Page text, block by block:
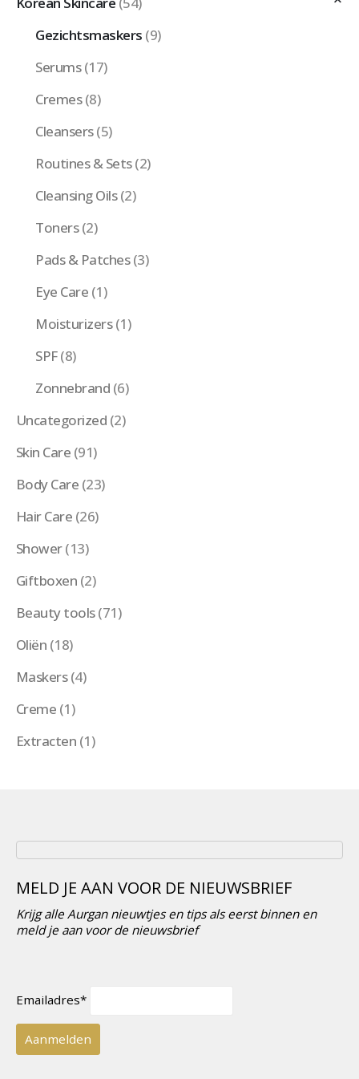
Gezichtsmaskers (9)
Serums (17)
Cremes (8)
Cleansers(5)
Routines & Sets(2)
Cleansing Oils (2)
Toners (2)
Pads & Patches (3)
Eye Care (1)
Moisturizers (1)
SPF(8)
Zonnebrand (6)
Uncategorized (2)
Skin Care (91)
Body Care (23)
Hair Care (26)
Shower(13)
Giftboxen (2)
Beauty tools(71)
Oliën (18)
Maskers(4)
Creme (1)
Extracten (1)
MELD JE AAN VOOR DE NIEUWSBRIEF
Krijg alle Aurgan nieuwtjes en tips als eerst binnen en
meld je aan voor de nieuwsbrief
Emailadres*